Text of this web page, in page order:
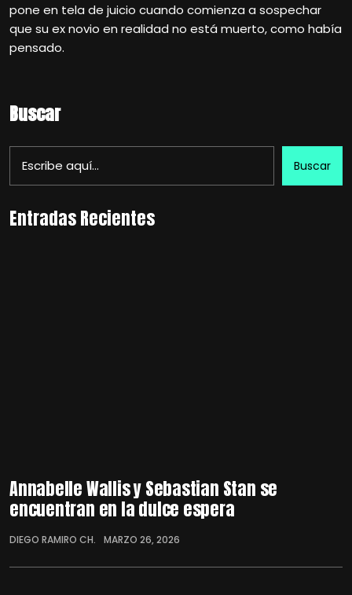
pone en tela de juicio cuando comienza a sospechar
que su ex novio en realidad no está muerto, como había
pensado.
Buscar
Buscar
Entradas Recientes
Annabelle Wallis y Sebastian Stan se
encuentran en la dulce espera
DIEGO RAMIRO CH. MARZO 26, 2026